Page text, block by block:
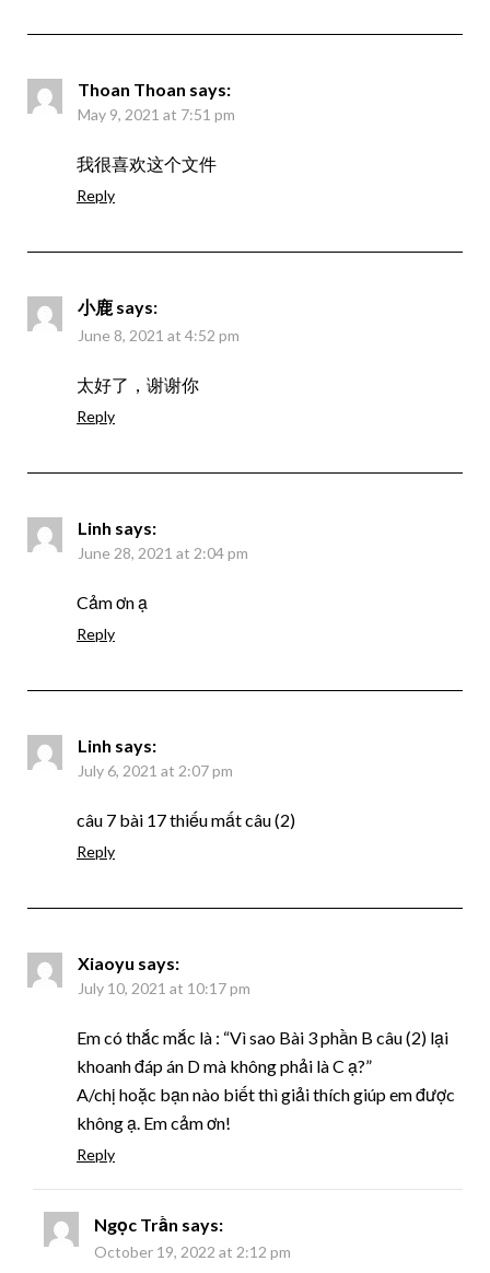
Thoan Thoan says:
May 9, 2021 at 7:51 pm
我很喜欢这个文件
Reply
小鹿 says:
June 8, 2021 at 4:52 pm
太好了，谢谢你
Reply
Linh says:
June 28, 2021 at 2:04 pm
Cảm ơn ạ
Reply
Linh says:
July 6, 2021 at 2:07 pm
câu 7 bài 17 thiếu mất câu (2)
Reply
Xiaoyu says:
July 10, 2021 at 10:17 pm
Em có thắc mắc là : “Vì sao Bài 3 phần B câu (2) lại
khoanh đáp án D mà không phải là C ạ?”
A/chị hoặc bạn nào biết thì giải thích giúp em được
không ạ. Em cảm ơn!
Reply
Ngọc Trần says:
October 19, 2022 at 2:12 pm